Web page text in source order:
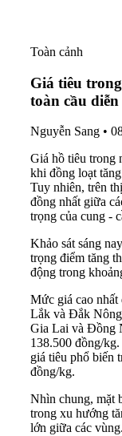
Toàn cảnh
Giá tiêu
toàn cầu
Nguyễn Sang •
Giá hồ tiêu trong
khi đồng loạt
Tuy nhiên, trên
đồng nhất giữa
trọng của cung -
Khảo sát sáng
trọng điểm tăng
động trong
Mức giá cao
Lắk và Đắk
Gia Lai và Đồng
138.500 đồng/
giá tiêu phổ biến
đồng/kg.
Nhìn chung, mặt
trong xu hướng
lớn giữa các vùng.